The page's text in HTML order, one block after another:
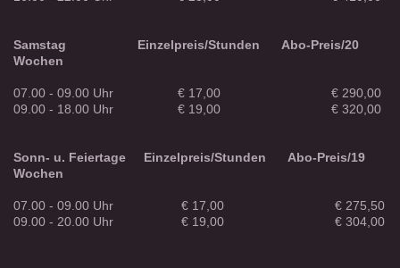
Samstag Einzelpreis/Stunden
Abo-Preis/20
Wochen
07.00 - 09.00 Uhr € 17,00 € 290,00
09.00 - 18.00 Uhr € 19,00 € 320,00
Sonn- u. Feiertage Einzelpreis/Stunden
Abo-Preis/19
Wochen
07.00 - 09.00 Uhr € 17,00 € 275,50
09.00 - 20.00 Uhr € 19,00 € 304,00